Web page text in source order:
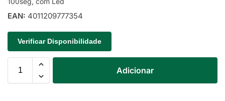
EAN: 4011209777354
Verificar Disponibilidade
Adicionar